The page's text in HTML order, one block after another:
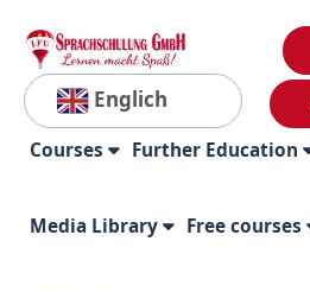
Englich
Courses Further Education
Media Library Free courses